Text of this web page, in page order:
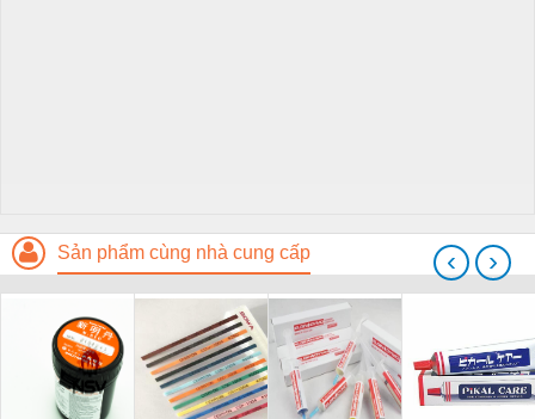
Sản phẩm cùng nhà cung cấp ‹ ›